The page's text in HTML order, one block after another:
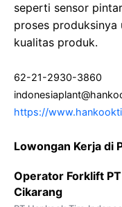
seperti sensor
proses produksinya
kualitas produk.
62-21-2930-3860
https://
Lowongan Kerja di
Operator Forklift
Cikarang